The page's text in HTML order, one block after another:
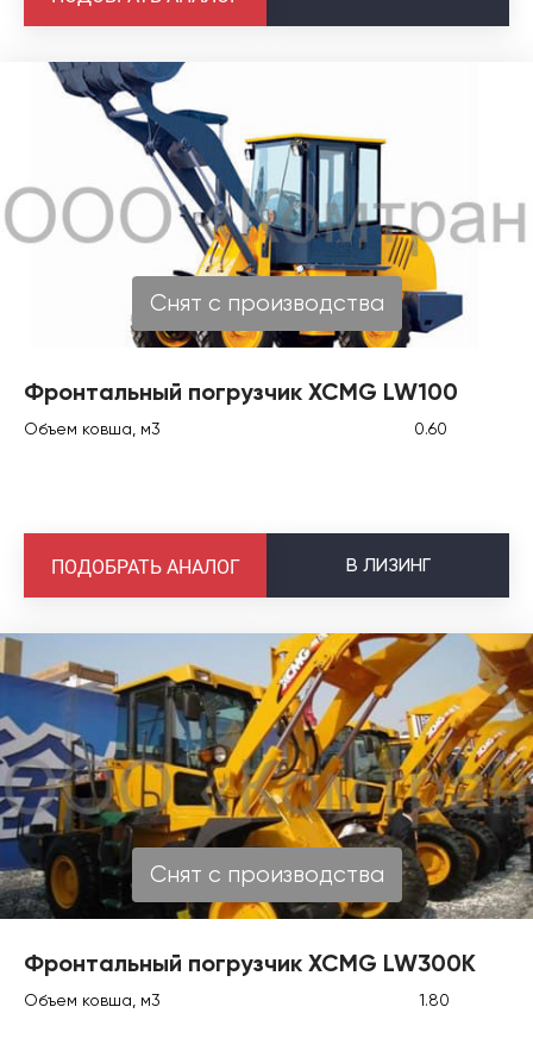
Снят с производства
Фронтальный погрузчик XCMG LW100
Объем ковша, м3 0.60
В ЛИЗИНГ
ПОДОБРАТЬ АНАЛОГ
Снят с производства
Фронтальный погрузчик XCMG LW300K
Объем ковша, м3 1.80